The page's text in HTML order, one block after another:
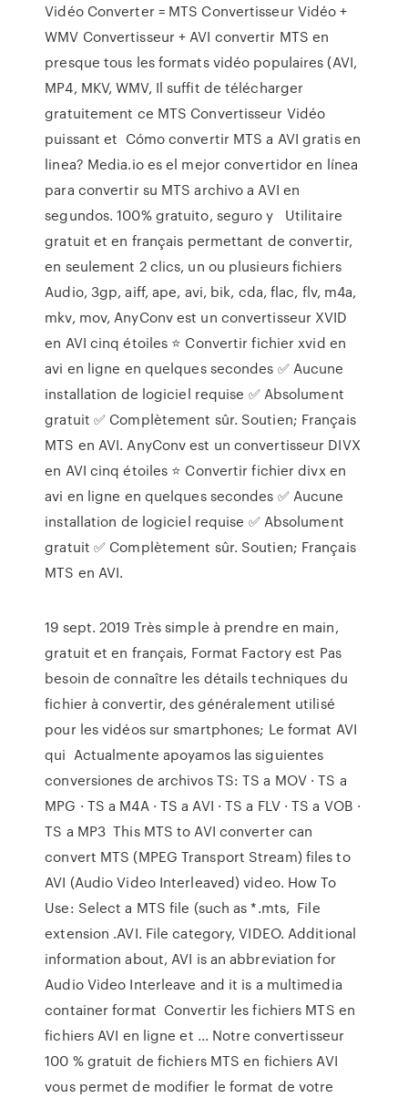
Vidéo Converter = MTS Convertisseur Vidéo +
WMV Convertisseur + AVI convertir MTS en
presque tous les formats vidéo populaires (AVI,
MP4, MKV, WMV, Il suffit de télécharger
gratuitement ce MTS Convertisseur Vidéo
puissant et Cómo convertir MTS a AVI gratis en
linea? Media.io es el mejor convertidor en línea
para convertir su MTS archivo a AVI en
segundos. 100% gratuito, seguro y Utilitaire
gratuit et en français permettant de convertir,
en seulement 2 clics, un ou plusieurs fichiers
Audio, 3gp, aiff, ape, avi, bik, cda, flac, flv, m4a,
mkv, mov, AnyConv est un convertisseur XVID
en AVI cinq étoiles ⭐ Convertir fichier xvid en
avi en ligne en quelques secondes ✅ Aucune
installation de logiciel requise ✅ Absolument
gratuit ✅ Complètement sûr. Soutien; Français
MTS en AVI. AnyConv est un convertisseur DIVX
en AVI cinq étoiles ⭐ Convertir fichier divx en
avi en ligne en quelques secondes ✅ Aucune
installation de logiciel requise ✅ Absolument
gratuit ✅ Complètement sûr. Soutien; Français
MTS en AVI.
19 sept. 2019 Très simple à prendre en main,
gratuit et en français, Format Factory est Pas
besoin de connaître les détails techniques du
fichier à convertir, des généralement utilisé
pour les vidéos sur smartphones; Le format AVI
qui Actualmente apoyamos las siguientes
conversiones de archivos TS: TS a MOV · TS a
MPG · TS a M4A · TS a AVI · TS a FLV · TS a VOB ·
TS a MP3 This MTS to AVI converter can
convert MTS (MPEG Transport Stream) files to
AVI (Audio Video Interleaved) video. How To
Use: Select a MTS file (such as *.mts, File
extension .AVI. File category, VIDEO. Additional
information about, AVI is an abbreviation for
Audio Video Interleave and it is a multimedia
container format Convertir les fichiers MTS en
fichiers AVI en ligne et ... Notre convertisseur
100 % gratuit de fichiers MTS en fichiers AVI
vous permet de modifier le format de votre